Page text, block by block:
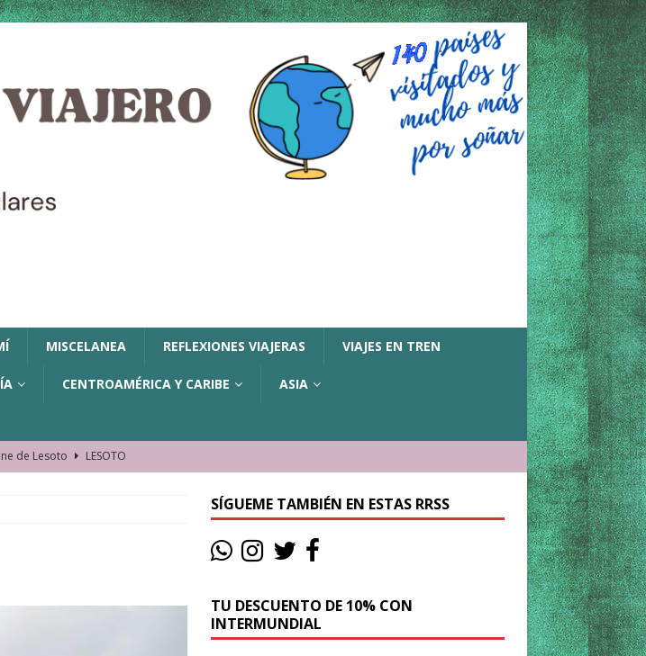
MISCELANEA REFLEXIONES VIAJERAS VIAJES EN TREN
CENTROAMÉRICA Y CARIBE ASIA
de Lesoto
LESOTO
de la playa
JAMAICA
SÍGUEME TAMBIÉN EN ESTAS RRSS
TU DESCUENTO DE 10% CON
INTERMUNDIAL